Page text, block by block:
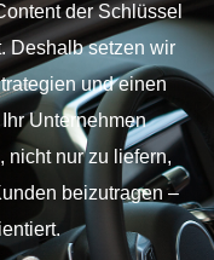
der Schlüssel
Deshalb setzen wir
und einen
Unternehmen
nicht nur zu liefern,
beizutragen –